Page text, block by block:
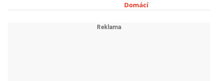
stal Jan Solich
Domácí